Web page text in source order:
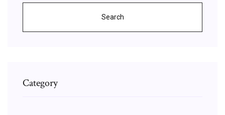
Search
Category